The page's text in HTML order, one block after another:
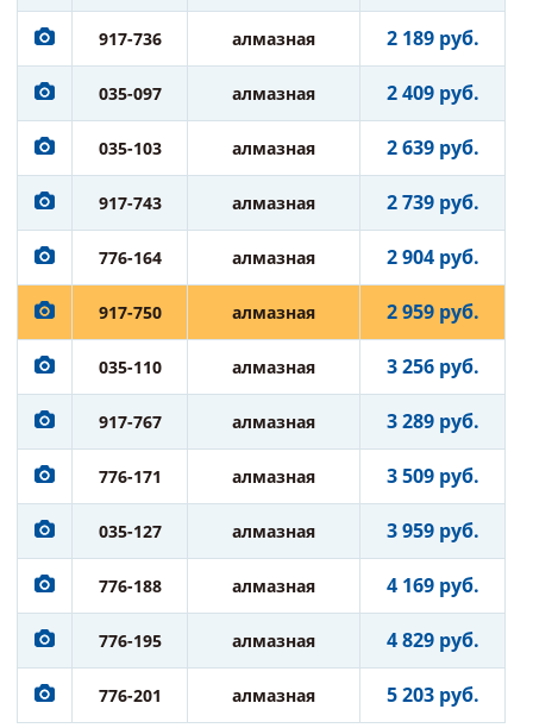
917-736 алмазная 2 189 руб.
035-097 алмазная 2 409 руб.
035-103 алмазная 2 639 руб.
917-743 алмазная 2 739 руб.
776-164 алмазная 2 904 руб.
917-750 алмазная 2 959 руб.
035-110 алмазная 3 256 руб.
917-767 алмазная 3 289 руб.
776-171 алмазная 3 509 руб.
035-127 алмазная 3 959 руб.
776-188 алмазная 4 169 руб.
776-195 алмазная 4 829 руб.
776-201 алмазная 5 203 руб.